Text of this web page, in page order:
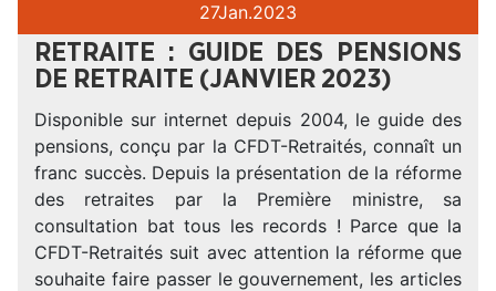
27Jan.2023
RETRAITE : GUIDE DES PENSIONS
DE RETRAITE (JANVIER 2023)
Disponible sur internet depuis 2004, le guide des
pensions, conçu par la CFDT-Retraités, connaît un
franc succès. Depuis la présentation de la réforme
des retraites par la Première ministre, sa
consultation bat tous les records ! Parce que la
CFDT-Retraités suit avec attention la réforme que
souhaite faire passer le gouvernement, les articles